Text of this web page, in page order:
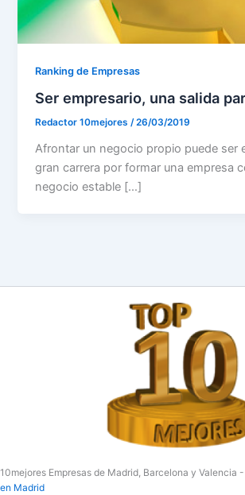
Ranking de Empresas
Ser empresario, una salida
Redactor 10mejores/26/03/2019
Afrontar un negocio propio puede ser
gran carrera por formar una empresa
negocio estable […]
10mejores Empresas de Madrid, Barcelona y Valencia
en Madrid